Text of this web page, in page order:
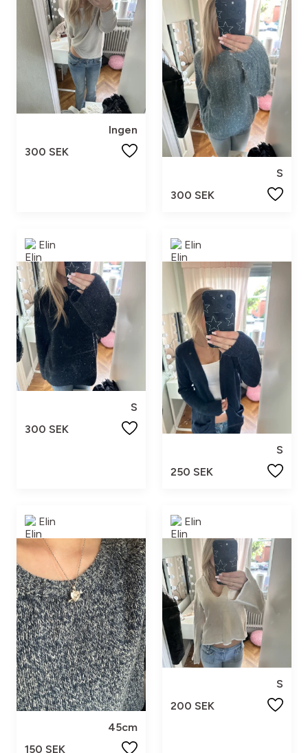
Ingen
300 SEK
S
300 SEK
Elin
S
300 SEK
Elin
S
250 SEK
Elin
45cm
150 SEK
Elin
S
200 SEK